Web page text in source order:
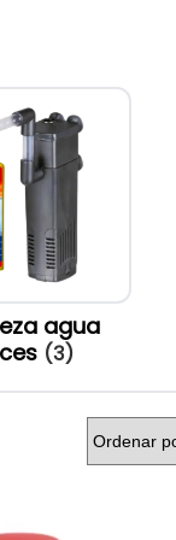
agua
(3)